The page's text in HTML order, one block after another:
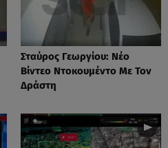
Σταύρος Γεωργίου: Νέο
Βίντεο Ντοκουμέντο Με Τον
Δράστη